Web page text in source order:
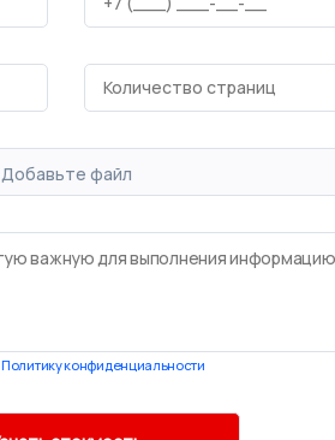
Добавьте файл
Политику конфиденциальности